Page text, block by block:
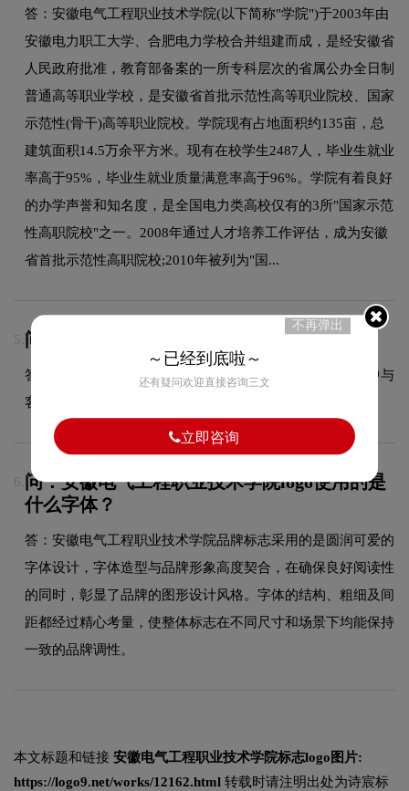
答：安徽电气工程职业技术学院(以下简称"学院")于2003年由
安徽电力职工大学、合肥电力学校合并组建而成，是经安徽省
人民政府批准，教育部备案的一所专科层次的省属公办全日制
普通高等职业学校，是安徽省首批示范性高等职业院校、国家
示范性(骨干)高等职业院校。学院现有占地面积约135亩，总
建筑面积14.5万余平方米。现有在校学生2487人，毕业生就业
率高于95%，毕业生就业质量满意率高于96%。学院有着良好
的办学声誉和知名度，是全国电力类高校仅有的3所"国家示范
性高职院校"之一。2008年通过人才培养工作评估，成为安徽
省首批示范性高职院校;2010年被列为"国...
5. 问：LOGO设计包含几次免费修改？
答：具体修改次数依据合同约定执行，我们会在设计过程中与
客户充分沟通，确保最终方案达到满意效果。
6. 问：安徽电气工程职业技术学院logo使用的是
什么字体？
答：安徽电气工程职业技术学院品牌标志采用的是圆润可爱的
字体设计，字体造型与品牌形象高度契合，在确保良好阅读性
的同时，彰显了品牌的图形设计风格。字体的结构、粗细及间
距都经过精心考量，使整体标志在不同尺寸和场景下均能保持
一致的品牌调性。
本文标题和链接 安徽电气工程职业技术学院标志logo图片:
https://logo9.net/works/12162.html 转载时请注明出处为诗宸标
不再弹出
～已经到底啦～
还有疑问欢迎直接咨询三文
立即咨询